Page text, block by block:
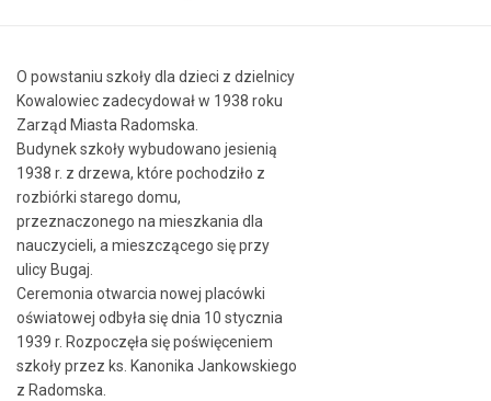
O powstaniu szkoły dla dzieci z dzielnicy
Kowalowiec zadecydował w 1938 roku
Zarząd Miasta Radomska.
Budynek szkoły wybudowano jesienią
1938 r. z drzewa, które pochodziło z
rozbiórki starego domu,
przeznaczonego na mieszkania dla
nauczycieli, a mieszczącego się przy
ulicy Bugaj.
Ceremonia otwarcia nowej placówki
oświatowej odbyła się dnia 10 stycznia
1939 r. Rozpoczęła się poświęceniem
szkoły przez ks. Kanonika Jankowskiego
z Radomska.